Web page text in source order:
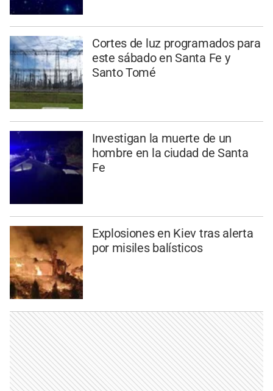
Cortes de luz programados para
este sábado en Santa Fe y
Santo Tomé
Investigan la muerte de un
hombre en la ciudad de Santa
Fe
Explosiones en Kiev tras alerta
por misiles balísticos